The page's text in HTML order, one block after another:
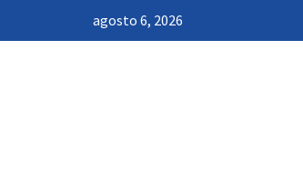
agosto 6, 2026